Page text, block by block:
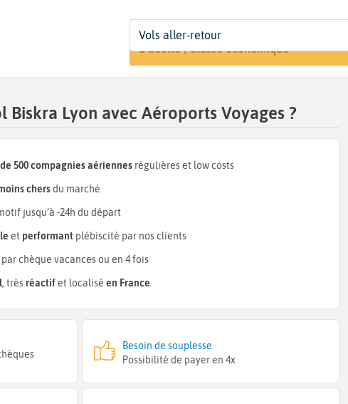
Départ
Biskra (BSK)
Dates
Dates de votre voyage
Voyageurs | Classe
1 adulte | Classe économique
Vols aller-retour
Biskra Lyon avec Aéroports Voyages ?
500 compagnies aériennes régulières et low costs
chersdu marché
jusqu’à -24h du départ
et performant plébiscité par nos clients
chèque vacances ou en 4 fois
, très réactifet localisé en France
Besoin de souplesse
Possibilité de payer en 4x